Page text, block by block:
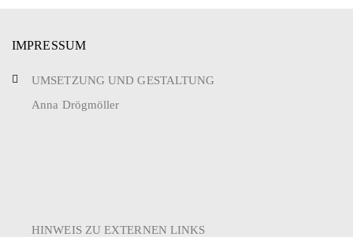
IMPRESSUM
UMSETZUNG UND GESTALTUNG
Anna Drögmöller
HINWEIS ZU EXTERNEN LINKS